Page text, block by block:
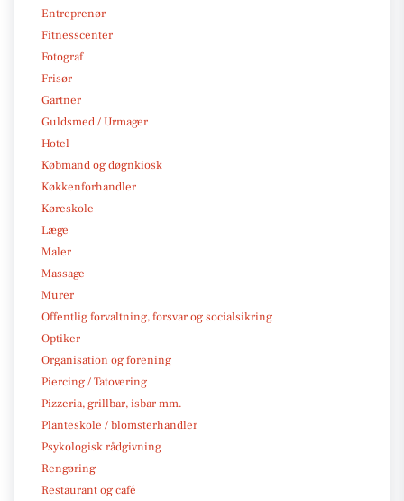
Entreprenør
Fitnesscenter
Fotograf
Frisør
Gartner
Guldsmed / Urmager
Hotel
Købmand og døgnkiosk
Køkkenforhandler
Køreskole
Læge
Maler
Massage
Murer
Offentlig forvaltning, forsvar og socialsikring
Optiker
Organisation og forening
Piercing / Tatovering
Pizzeria, grillbar, isbar mm.
Planteskole / blomsterhandler
Psykologisk rådgivning
Rengøring
Restaurant og café